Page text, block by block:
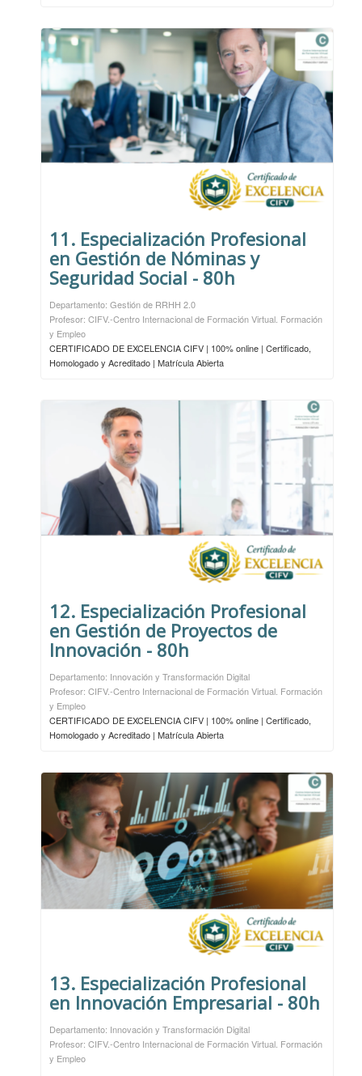
11. Especialización Profesional
en Gestión de Nóminas y
Seguridad Social - 80h
Departamento: Gestión de RRHH 2.0
Profesor: CIFV.-Centro Internacional de Formación Virtual. Formación
y Empleo
CERTIFICADO DE EXCELENCIA CIFV | 100% online | Certificado,
Homologado y Acreditado | Matrícula Abierta
12. Especialización Profesional
en Gestión de Proyectos de
Innovación - 80h
Departamento: Innovación y Transformación Digital
Profesor: CIFV.-Centro Internacional de Formación Virtual. Formación
y Empleo
CERTIFICADO DE EXCELENCIA CIFV | 100% online | Certificado,
Homologado y Acreditado | Matrícula Abierta
13. Especialización Profesional
en Innovación Empresarial - 80h
Departamento: Innovación y Transformación Digital
Profesor: CIFV.-Centro Internacional de Formación Virtual. Formación
y Empleo